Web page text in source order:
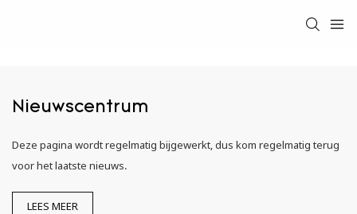
Nieuwscentrum
Deze pagina wordt regelmatig bijgewerkt, dus kom regelmatig terug
voor het laatste nieuws.
LEES MEER